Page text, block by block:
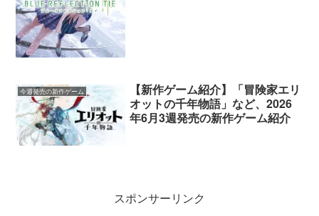
今週発売の新作ゲーム
【新作ゲーム紹介】「冒険家エリ
オットの千年物語」など、2026
年6月3週発売の新作ゲーム紹介
スポンサーリンク